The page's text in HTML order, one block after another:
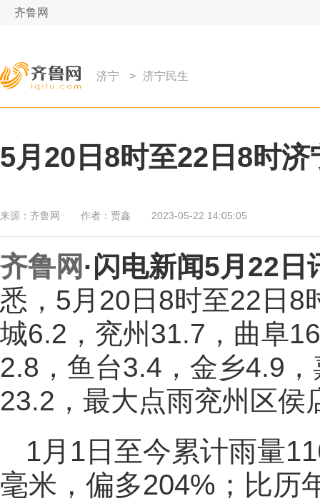
齐鲁网
济宁 > 济宁民生
5月20日8时至22日8时
来源： 齐鲁网 作者： 贾鑫 2023-05-22 14:05:05
齐鲁网 ·闪电新闻5月22日
悉，5月20日8时至22日8
城6.2，兖州31.7，曲阜
2.8，鱼台3.4，金乡4.9
23.2，最大点雨兖州区侯
1月1日至今累计雨量
毫米，偏多204%；比历